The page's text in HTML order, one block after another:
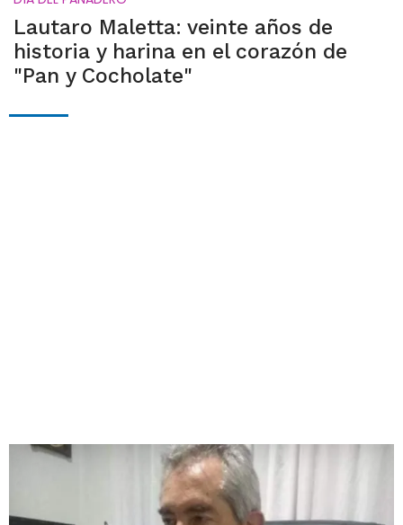
Lautaro Maletta: veinte años de
historia y harina en el corazón de
"Pan y Cocholate"